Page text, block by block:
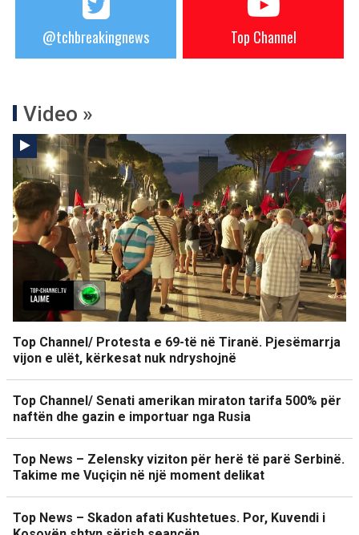
@tchbreakingnews Top Channel
Video »
Top Channel/ Protesta e 69-të në Tiranë. Pjesëmarrja
vijon e ulët, kërkesat nuk ndryshojnë
Top Channel/ Senati amerikan miraton tarifa 500% për
naftën dhe gazin e importuar nga Rusia
Top News – Zelensky viziton për herë të parë Serbinë.
Takime me Vuçiçin në një moment delikat
Top News – Skadon afati Kushtetues. Por, Kuvendi i